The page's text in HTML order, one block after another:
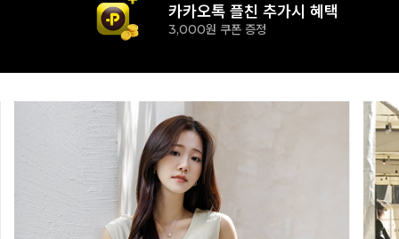
신규 가입시 혜택
15% 즉시할인